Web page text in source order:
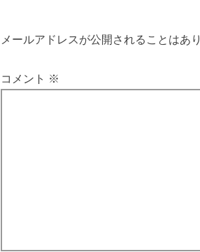
メールアドレスが公開されることはあり
コメント ※